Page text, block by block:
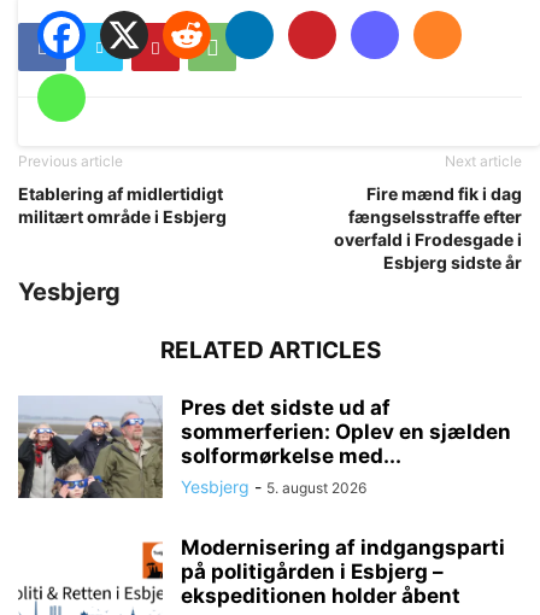
Previous article
Etablering af midlertidigt
militært område i Esbjerg
Next article
Fire mænd fik i dag
fængselsstraffe efter
overfald i Frodesgade i
Esbjerg sidste år
Yesbjerg
RELATED ARTICLES
Pres det sidste ud af
sommerferien: Oplev en sjælden
solformørkelse med...
Yesbjerg - 5. august 2026
Modernisering af indgangsparti
på politigården i Esbjerg –
ekspeditionen holder åbent